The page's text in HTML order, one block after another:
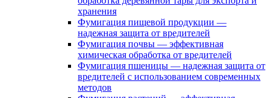
хранения
Фумигация пищевой продукции —
надежная защита от вредителей
Фумигация почвы — эффективная
химическая обработка от вредителей
Фумигация пшеницы — надежная защита от
вредителей с использованием современных
методов